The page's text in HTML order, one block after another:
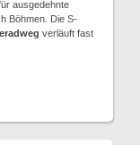
ausgedehnte
Böhmen. Die S-
verläuft fast